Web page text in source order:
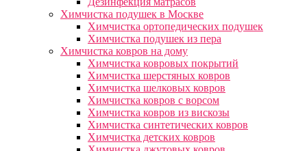
Химчистка подушек в Москве
Химчистка ортопедических подушек
Химчистка подушек из пера
Химчистка ковров на дому
Химчистка ковровых покрытий
Химчистка шерстяных ковров
Химчистка шелковых ковров
Химчистка ковров с ворсом
Химчистка ковров из вискозы
Химчистка синтетических ковров
Химчистка детских ковров